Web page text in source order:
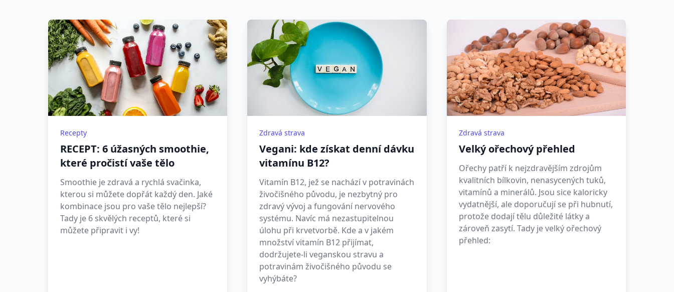
Recepty
RECEPT: 6 úžasných smoothie,
které pročistí vaše tělo
Smoothie je zdravá a rychlá svačinka,
kterou si můžete dopřát každý den. Jaké
kombinace jsou pro vaše tělo nejlepší?
Tady je 6 skvělých receptů, které si
můžete připravit i vy!
Zdravá strava
Vegani: kde získat denní dávku
vitamínu B12?
Vitamín B12, jež se nachází v potravinách
živočišného původu, je nezbytný pro
zdravý vývoj a fungování nervového
systému. Navíc má nezastupitelnou
úlohu při krvetvorbě. Kde a v jakém
množství vitamín B12 přijímat,
dodržujete-li veganskou stravu a
potravinám živočišného původu se
vyhýbáte?
Zdravá strava
Velký ořechový přehled
Ořechy patří k nejzdravějším zdrojům
kvalitních bílkovin, nenasycených tuků,
vitamínů a minerálů. Jsou sice kaloricky
vydatnější, ale doporučují se při hubnutí,
protože dodají tělu důležité látky a
zároveň zasytí. Tady je velký ořechový
přehled: